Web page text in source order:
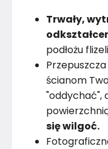
Trwały,
podłożu
ścianom
"oddychać",
się wilgoć.